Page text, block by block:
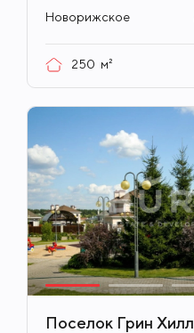
Новорижское
250 м²
Поселок Грин Хилл